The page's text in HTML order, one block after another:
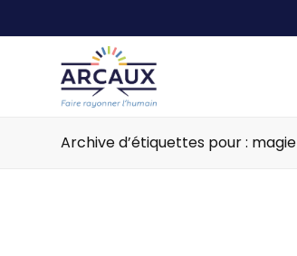
Archive d’étiquettes pour : magie